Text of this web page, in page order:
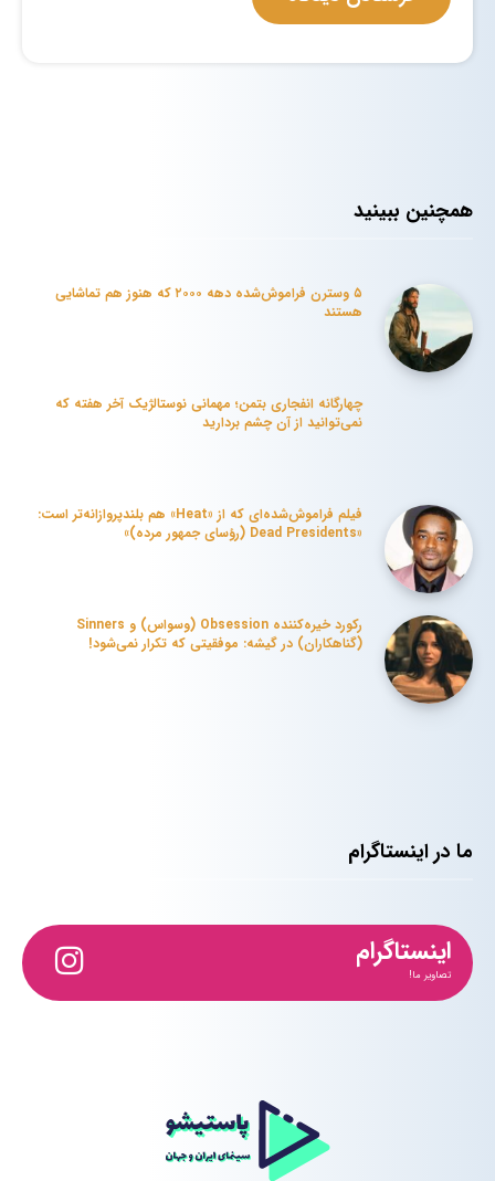
همچنین ببینید
۵ وسترن فراموش‌شده دهه ۲۰۰۰ که هنوز هم تماشایی
هستند
چهارگانه انفجاری بتمن؛ مهمانی نوستالژیک آخر هفته که
نمی‌توانید از آن چشم بردارید
فیلم فراموش‌شده‌ای که از «Heat» هم بلندپروازانه‌تر است:
«Dead Presidents (رؤسای جمهور مرده)»
رکورد خیره‌کننده Obsession (وسواس) و Sinners
(گناهکاران) در گیشه: موفقیتی که تکرار نمی‌شود!
ما در اینستاگرام
اینستاگرام
تصاویر ما!